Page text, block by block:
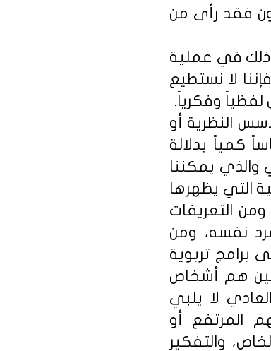
فقد رأى من
وذلك في عملية
لا نستطيع
وفكرياً.
النظرية أو
كمياً بدلالة
والذي يمكننا
التي يظهرها
ومن التعريفات
نفسه، ومن
برامج تربوية
هم أشخاص
لا يلبي
المرتفع أو
والتفكير